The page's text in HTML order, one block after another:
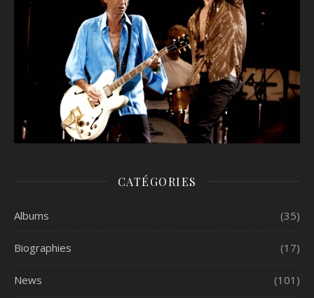
CATÉGORIES
Albums (35)
Biographies (17)
News (101)